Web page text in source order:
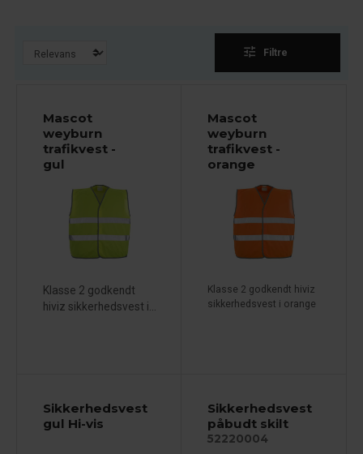
tune Filtre
Mascot
weyburn
trafikvest -
gul
Klasse 2 godkendt
hiviz sikkerhedsvest i...
Mascot
weyburn
trafikvest -
orange
Klasse 2 godkendt hiviz
sikkerhedsvest i orange
Sikkerhedsvest
gul Hi-vis
Sikkerhedsvest
påbudt skilt
52220004